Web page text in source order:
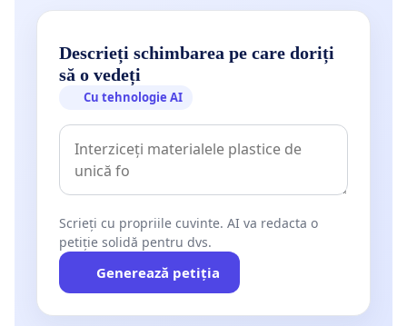
Descrieți schimbarea pe care doriți
să o vedeți
Cu tehnologie AI
Scrieți cu propriile cuvinte. AI va redacta o
petiție solidă pentru dvs.
Generează petiția